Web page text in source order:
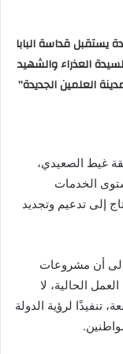
يستقبل قداسة البابا
العذراء والشهيد
العلمين الجديدة”
غيط الصعيدي،
الخدمات
إلى تدعيم وتجديد
أن مشروعات
الحالية، لا
تنفيذًا لرؤية الدولة